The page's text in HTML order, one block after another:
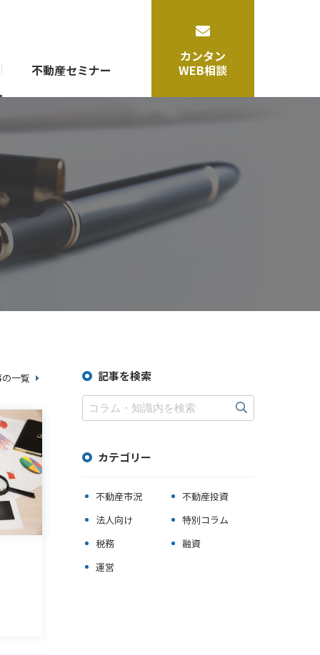
不動産セミナー
マンション運営・管理
ビル運営・管理
シェアオフィス事業
シェアレジデンス事業
カンタン
WEB相談
一覧 記事を検索
カテゴリー
不動産市況
不動産投資
法人向け
特別コラム
税務
融資
運営